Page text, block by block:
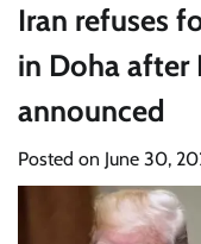
Iran refuses
in Doha after
announced
Posted on June 30,